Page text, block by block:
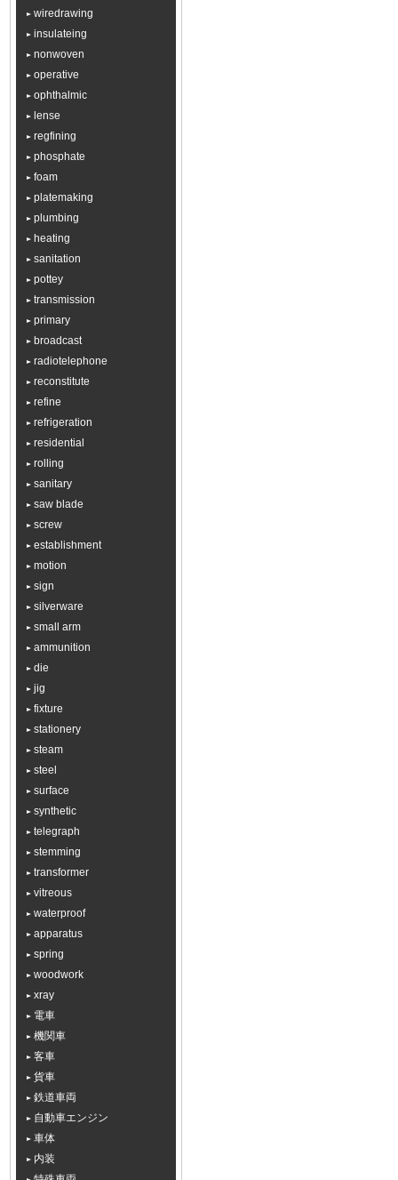
wiredrawing
insulateing
nonwoven
operative
ophthalmic
lense
regfining
phosphate
foam
platemaking
plumbing
heating
sanitation
pottey
transmission
primary
broadcast
radiotelephone
reconstitute
refine
refrigeration
residential
rolling
sanitary
saw blade
screw
establishment
motion
sign
silverware
small arm
ammunition
die
jig
fixture
stationery
steam
steel
surface
synthetic
telegraph
stemming
transformer
vitreous
waterproof
apparatus
spring
woodwork
xray
電車
機関車
客車
貨車
鉄道車両
自動車エンジン
車体
内装